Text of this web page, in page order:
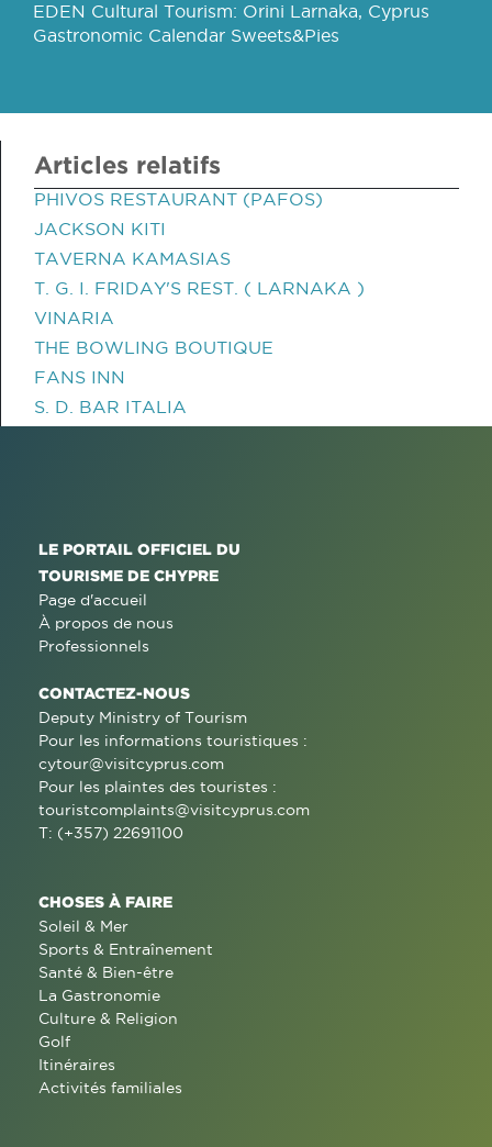
EDEN Cultural Tourism: Orini Larnaka, Cyprus
Gastronomic Calendar Sweets&Pies
Articles relatifs
PHIVOS RESTAURANT (PAFOS)
JACKSON KITI
TAVERNA KAMASIAS
T. G. I. FRIDAY'S REST. ( LARNAKA )
VINARIA
THE BOWLING BOUTIQUE
FANS INN
S. D. BAR ITALIA
LE PORTAIL OFFICIEL DU
TOURISME DE CHYPRE
Page d'accueil
À propos de nous
Professionnels
CONTACTEZ-NOUS
Deputy Ministry of Tourism
Pour les informations touristiques :
cytour@visitcyprus.com
Pour les plaintes des touristes :
touristcomplaints@visitcyprus.com
T: (+357) 22691100
CHOSES À FAIRE
Soleil & Mer
Sports & Entraînement
Santé & Bien-être
La Gastronomie
Culture & Religion
Golf
Itinéraires
Activités familiales